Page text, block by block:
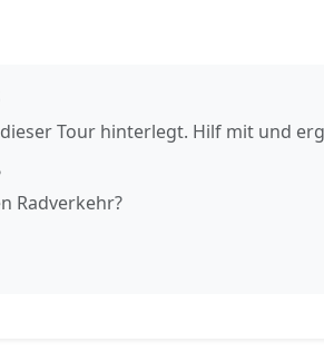
Tour hinterlegt. Hilf mit und
Radverkehr?